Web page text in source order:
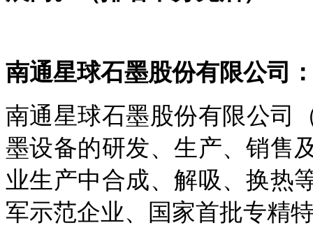
南通星球石墨股份有限公司
南通星球石墨股份有限公司
墨设备的研发、生产、销售
业生产中合成、解吸、换热
军示范企业、国家首批专精